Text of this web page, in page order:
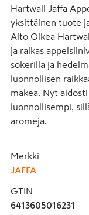
Hartwall Jaffa
yksittäinen tuote
Aito Oikea
ja raikas
sokerilla ja
luonnollisen
makea. Nyt
luonnollisempi,
aromeja.
Merkki
JAFFA
GTIN
6413605016231